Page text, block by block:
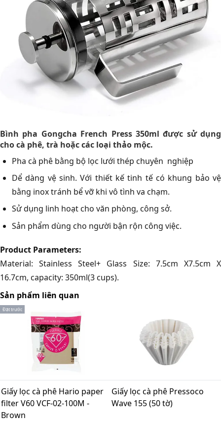
Bình pha Gongcha French Press 350ml được sử dụng
cho cà phê, trà hoặc các loại thảo mộc.
Pha cà phê bằng bộ lọc lưới thép chuyên nghiệp
Dể dàng vệ sinh. Với thiết kế tinh tế có khung bảo vệ
bằng inox tránh bể vỡ khi vô tình va chạm.
Sử dụng linh hoạt cho văn phòng, công sở.
Sản phẩm dùng cho người bận rộn công việc.
Product Parameters:
Material: Stainless Steel+ Glass Size: 7.5cm X7.5cm X
16.7cm, capacity: 350ml(3 cups).
Sản phẩm liên quan
Đặt trước
Giấy lọc cà phê Hario paper
filter V60 VCF-02-100M -
Brown
Giấy lọc cà phê Pressoco
Wave 155 (50 tờ)